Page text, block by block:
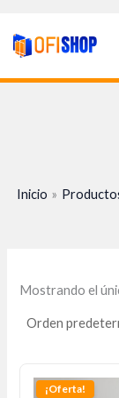
Inicio
Mostrando el
¡Oferta! precio